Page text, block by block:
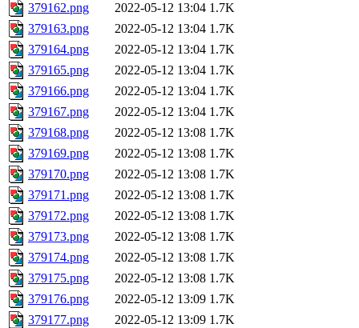
379162.png
2022-05-12 13:04 1.7K
379163.png
2022-05-12 13:04 1.7K
379164.png
2022-05-12 13:04 1.7K
379165.png
2022-05-12 13:04 1.7K
379166.png
2022-05-12 13:04 1.7K
379167.png
2022-05-12 13:04 1.7K
379168.png
2022-05-12 13:08 1.7K
379169.png
2022-05-12 13:08 1.7K
379170.png
2022-05-12 13:08 1.7K
379171.png
2022-05-12 13:08 1.7K
379172.png
2022-05-12 13:08 1.7K
379173.png
2022-05-12 13:08 1.7K
379174.png
2022-05-12 13:08 1.7K
379175.png
2022-05-12 13:08 1.7K
379176.png
2022-05-12 13:09 1.7K
379177.png
2022-05-12 13:09 1.7K